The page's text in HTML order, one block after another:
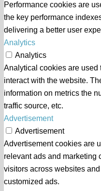
Performance cookies are
the key performance
delivering a better user
Analytics
Analytics
Analytical cookies are used
interact with the website.
information on metrics the
traffic source, etc.
Advertisement
Advertisement
Advertisement cookies are
relevant ads and marketing
visitors across websites
customized ads.